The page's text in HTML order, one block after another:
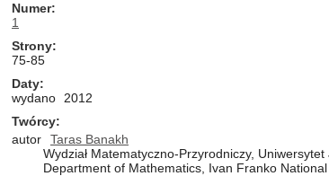
Numer
1
Strony
75-85
Daty
wydano
2012
Twórcy
autor
Taras Banakh
Wydział Matematyczno-Przyrodniczy,
Department of Mathematics, Ivan Franko